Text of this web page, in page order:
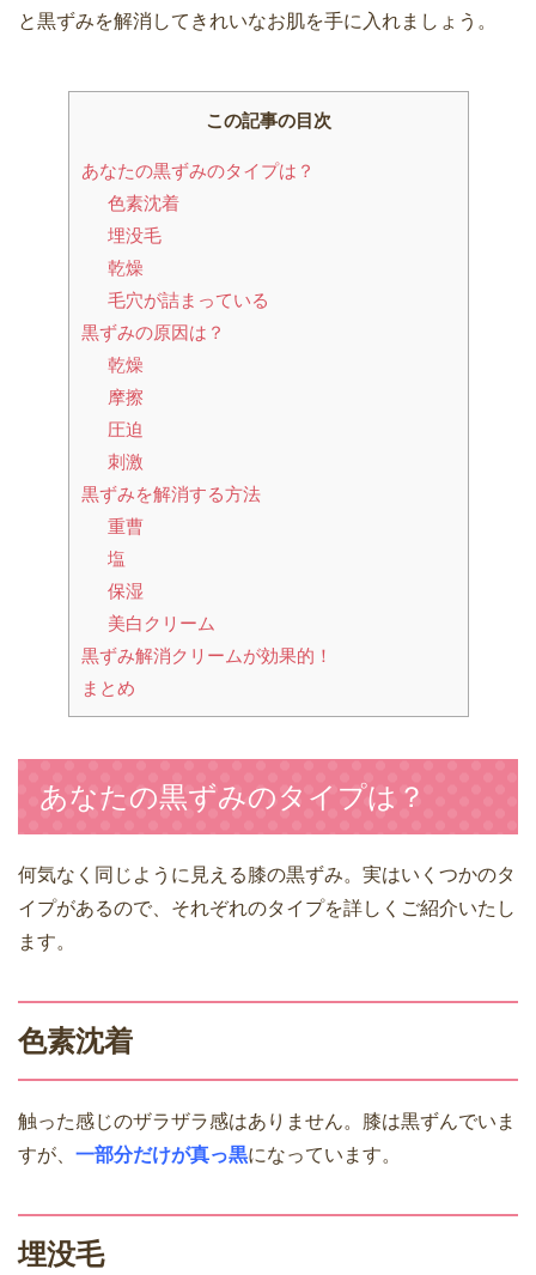
と黒ずみを解消してきれいなお肌を手に入れましょう。
この記事の目次
あなたの黒ずみのタイプは？
色素沈着
埋没毛
乾燥
毛穴が詰まっている
黒ずみの原因は？
乾燥
摩擦
圧迫
刺激
黒ずみを解消する方法
重曹
塩
保湿
美白クリーム
黒ずみ解消クリームが効果的！
まとめ
あなたの黒ずみのタイプは？
何気なく同じように見える膝の黒ずみ。実はいくつかのタ
イプがあるので、それぞれのタイプを詳しくご紹介いたし
ます。
色素沈着
触った感じのザラザラ感はありません。膝は黒ずんでいま
すが、 一部分だけが真っ黒になっています。
埋没毛